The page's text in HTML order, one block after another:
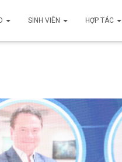
SINH VIÊN HỢP TÁC